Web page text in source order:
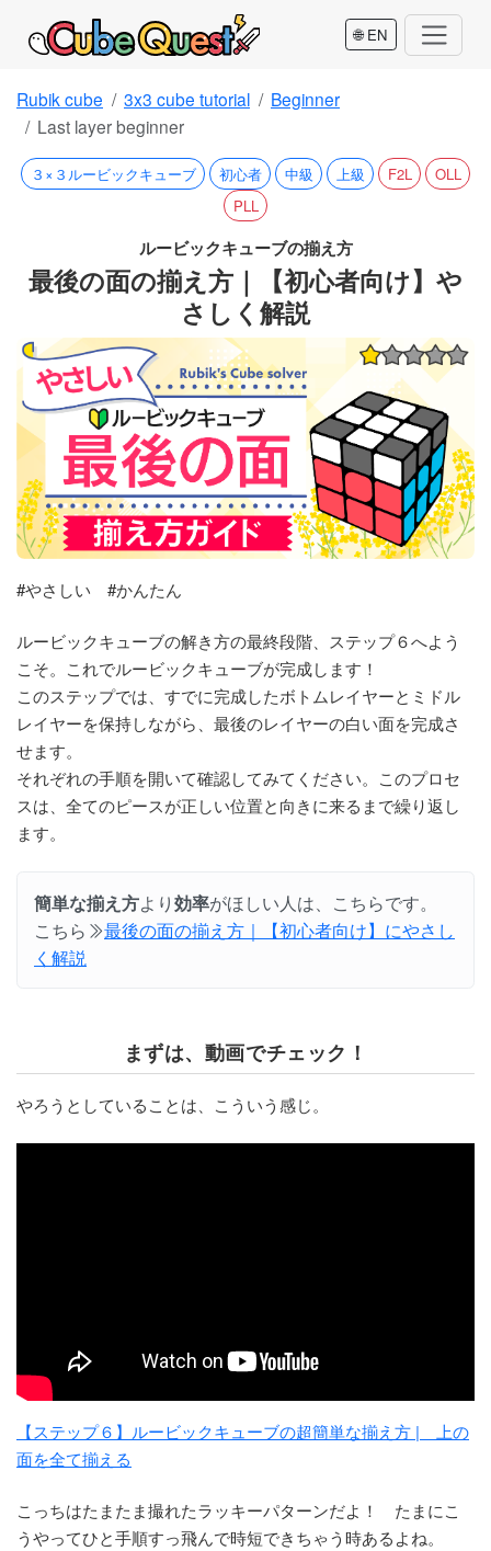
🌐 EN
Rubik cube 3x3 cube tutorial
Beginner
Last layer beginner
３×３ルービックキューブ 初心者 中級 上級 F2L
OLL
PLL
ルービックキューブの揃え方
最後の面の揃え方｜【初心者向け】や
さしく解説
#やさしい #かんたん
ルービックキューブの解き方の最終段階、ステップ６へよう
こそ。これでルービックキューブが完成します！
このステップでは、すでに完成したボトムレイヤーとミドル
レイヤーを保持しながら、最後のレイヤーの白い面を完成さ
せます。
それぞれの手順を開いて確認してみてください。このプロセ
スは、全てのピースが正しい位置と向きに来るまで繰り返し
ます。
簡単な揃え方より効率がほしい人は、こちらです。
こちら
最後の面の揃え方｜【初心者向け】にやさし
く解説
まずは、動画でチェック！
やろうとしていることは、こういう感じ。
【ステップ６】ルービックキューブの超簡単な揃え方 | 上の
面を全て揃える
こっちはたまたま撮れたラッキーパターンだよ！ たまにこ
うやってひと手順すっ飛んで時短できちゃう時あるよね。